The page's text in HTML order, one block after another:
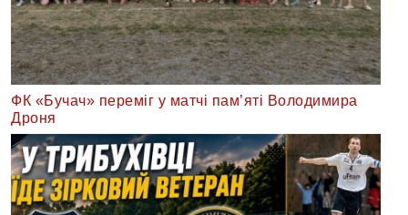
ФК «Бучач» переміг у матчі пам’яті Володимира
Дроня